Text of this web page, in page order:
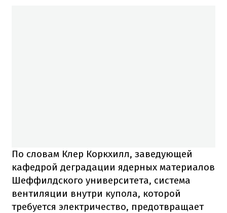
По словам Клер Коркхилл, заведующей
кафедрой деградации ядерных материалов
Шеффилдского университета, система
вентиляции внутри купола, которой
требуется электричество, предотвращает